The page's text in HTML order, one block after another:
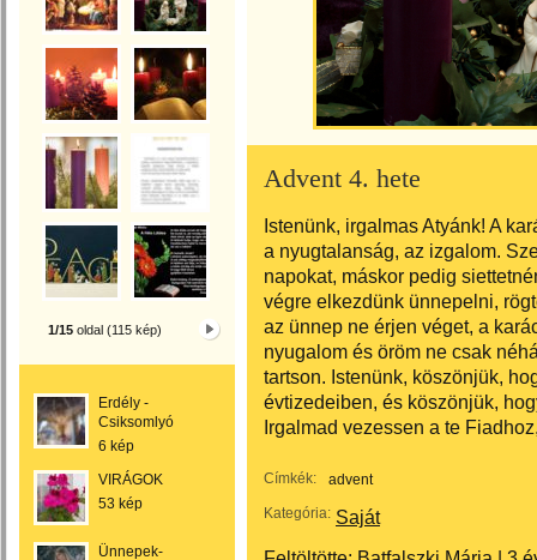
1/15oldal (115 kép)
Erdély -
Csiksomlyó
6 kép
VIRÁGOK
53 kép
Ünnepek-
Advent 4. hete
Istenünk, irgalmas Atyánk! A
a nyugtalanság, az izgalom.
napokat, máskor pedig
végre elkezdünk ünnepelni,
az ünnep ne érjen véget, a
nyugalom és öröm ne csak
tartson. Istenünk, köszönjük,
évtizedeiben, és köszönjük,
Irgalmad vezessen a te
Címkék:
advent
Kategória: Saját